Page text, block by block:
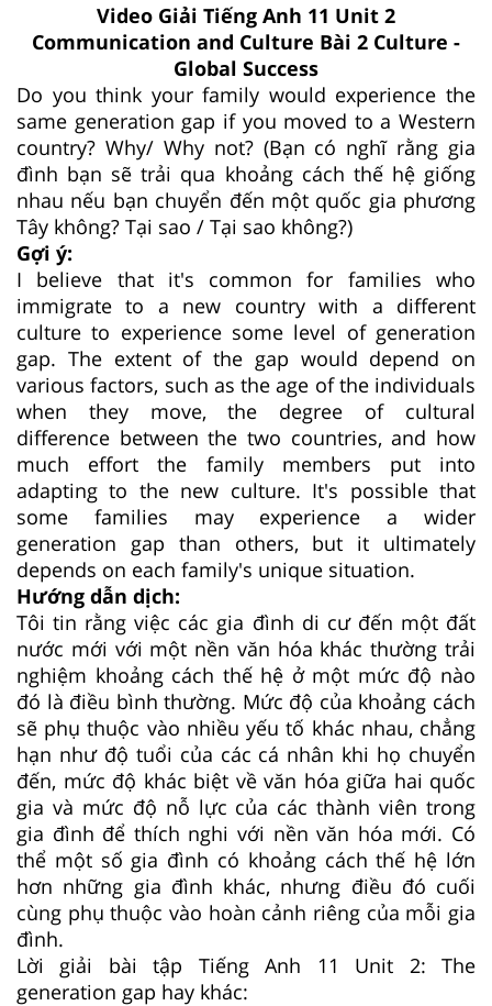
Video Giải Tiếng Anh 11 Unit 2
Communication and Culture Bài 2 Culture -
Global Success
Do you think your family would experience the
same generation gap if you moved to a Western
country? Why/ Why not? (Bạn có nghĩ rằng gia
đình bạn sẽ trải qua khoảng cách thế hệ giống
nhau nếu bạn chuyển đến một quốc gia phương
Tây không? Tại sao / Tại sao không?)
Gợi ý:
I believe that it's common for families who
immigrate to a new country with a different
culture to experience some level of generation
gap. The extent of the gap would depend on
various factors, such as the age of the individuals
when they move, the degree of cultural
difference between the two countries, and how
much effort the family members put into
adapting to the new culture. It's possible that
some families may experience a wider
generation gap than others, but it ultimately
depends on each family's unique situation.
Hướng dẫn dịch:
Tôi tin rằng việc các gia đình di cư đến một đất
nước mới với một nền văn hóa khác thường trải
nghiệm khoảng cách thế hệ ở một mức độ nào
đó là điều bình thường. Mức độ của khoảng cách
sẽ phụ thuộc vào nhiều yếu tố khác nhau, chẳng
hạn như độ tuổi của các cá nhân khi họ chuyển
đến, mức độ khác biệt về văn hóa giữa hai quốc
gia và mức độ nỗ lực của các thành viên trong
gia đình để thích nghi với nền văn hóa mới. Có
thể một số gia đình có khoảng cách thế hệ lớn
hơn những gia đình khác, nhưng điều đó cuối
cùng phụ thuộc vào hoàn cảnh riêng của mỗi gia
đình.
Lời giải bài tập Tiếng Anh 11 Unit 2: The
generation gap hay khác: